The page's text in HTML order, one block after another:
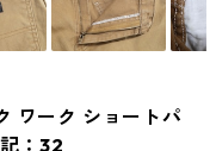
ワーク ショートパ
記：32